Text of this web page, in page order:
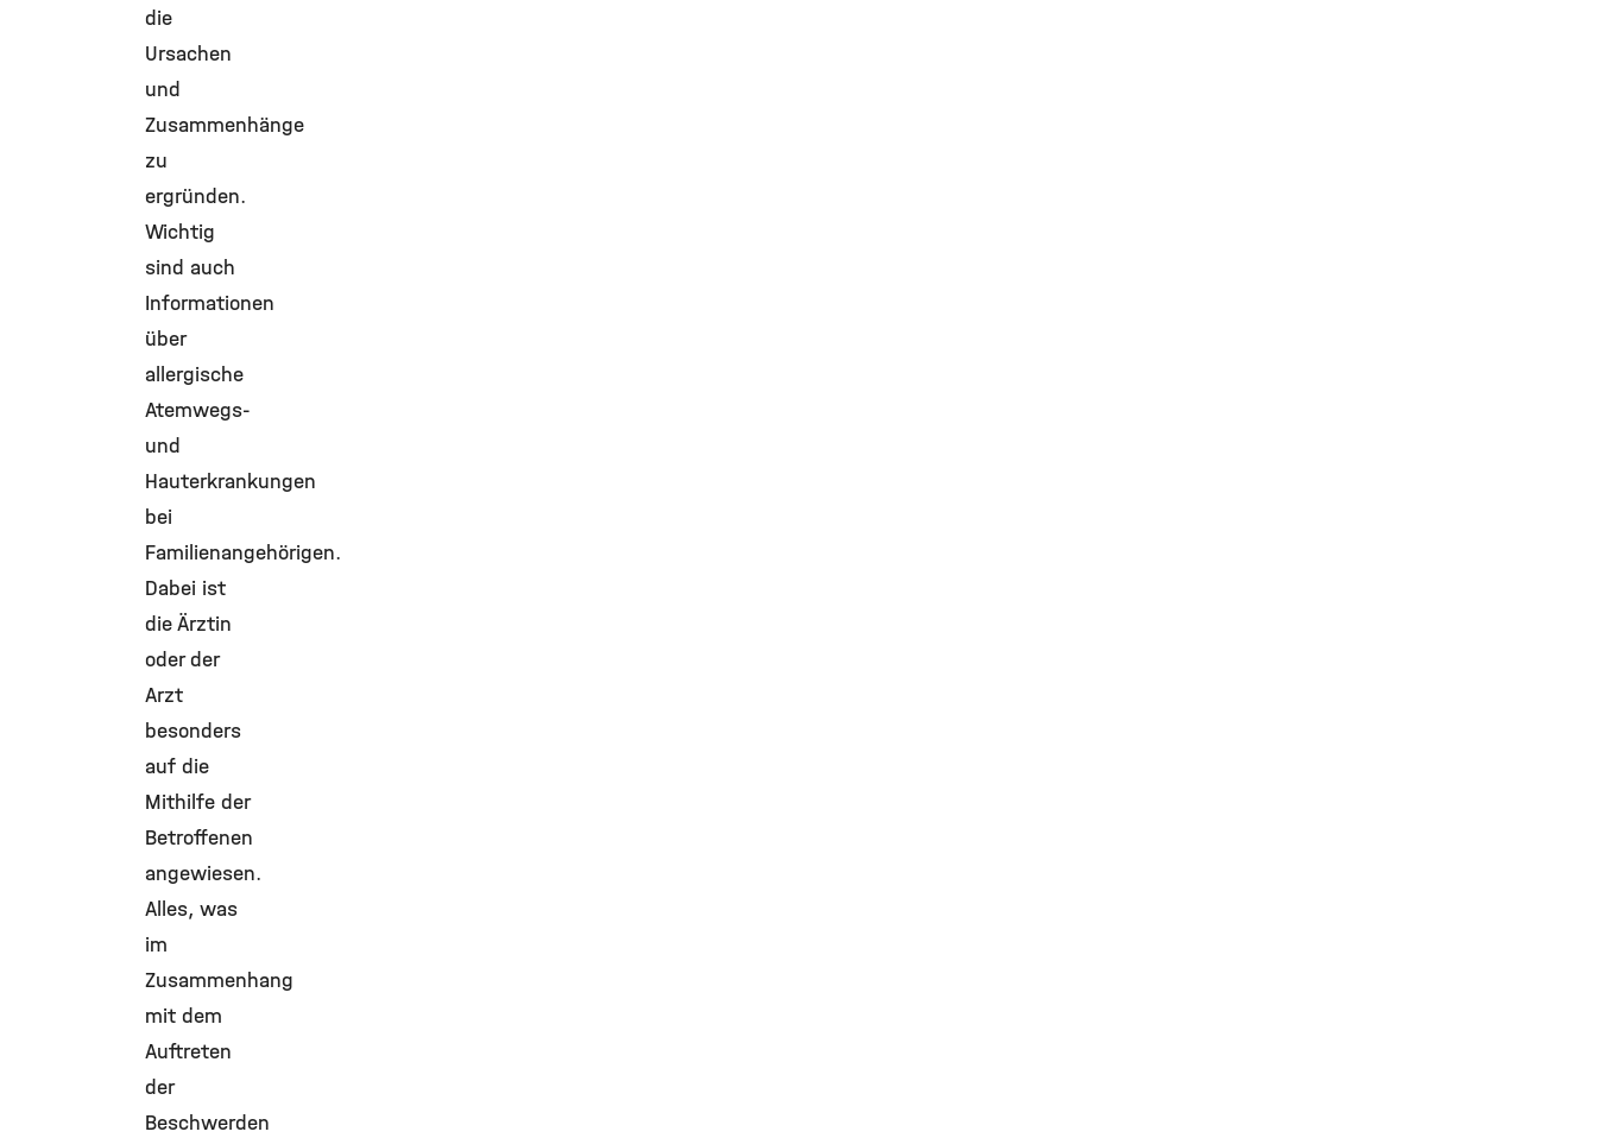
die
Ursachen
und
Zusammenhänge
zu
ergründen.
Wichtig
sind auch
Informationen
über
allergische
Atemwegs-
und
Hauterkrankungen
bei
Familienangehörigen.
Dabei ist
die Ärztin
oder der
Arzt
besonders
auf die
Mithilfe der
Betroffenen
angewiesen.
Alles, was
im
Zusammenhang
mit dem
Auftreten
der
Beschwerden